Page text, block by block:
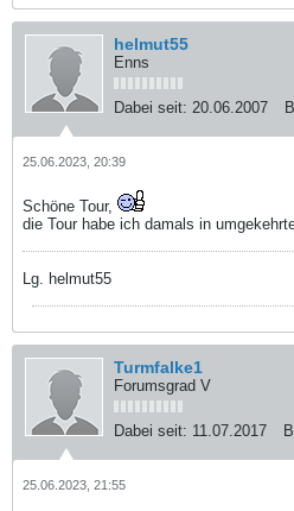
helmut55
Enns
Dabei seit: 20.06.2007
25.06.2023, 20:39
Schöne Tour,
die Tour habe ich damals in
Lg. helmut55
Turmfalke1
Forumsgrad V
Dabei seit: 11.07.2017
25.06.2023, 21:55